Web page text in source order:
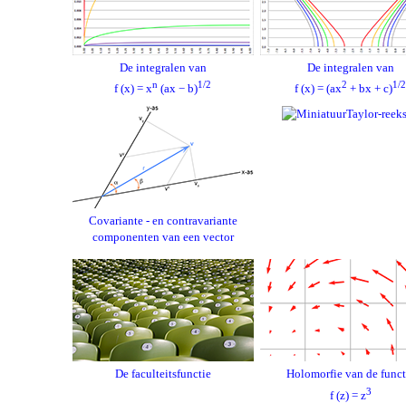
De integralen van
f (x) = xn (ax − b)1/2
De integralen van
f (x) = (ax2 + bx + c)1/2
Covariante - en contravariante
componenten van een vector
Taylor-
De faculteitsfunctie
Holomorfie van de
f (z) = z3